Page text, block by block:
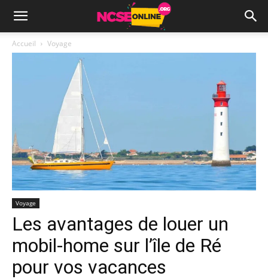
Accueil Voyage
Voyage
Les avantages de louer un
mobil-home sur l’île de Ré
pour vos vacances